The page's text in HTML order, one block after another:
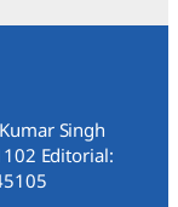
Singh
Editorial: